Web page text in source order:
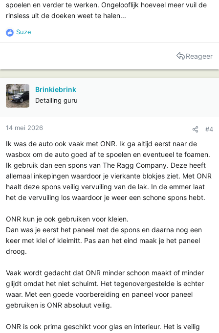
spoelen en verder te werken. Ongelooflijk hoeveel meer vuil de
rinsless uit de doeken weet te halen...
R
e
i
e
s
Suze
Reageer
Brinkiebrink
Detailing guru
14 mei 2026 #4
Ik was de auto ook vaak met ONR. Ik ga altijd eerst naar de
wasbox om de auto goed af te spoelen en eventueel te foamen.
Ik gebruik dan een spons van The Ragg Company. Deze heeft
allemaal inkepingen waardoor je vierkante blokjes ziet. Met ONR
haalt deze spons veilig vervuiling van de lak. In de emmer laat
het de vervuiling los waardoor je weer een schone spons hebt.
ONR kun je ook gebruiken voor kleien.
Dan was je eerst het paneel met de spons en daarna nog een
keer met klei of kleimitt. Pas aan het eind maak je het paneel
droog.
Vaak wordt gedacht dat ONR minder schoon maakt of minder
glijdt omdat het niet schuimt. Het tegenovergestelde is echter
waar. Met een goede voorbereiding en paneel voor paneel
gebruiken is ONR absoluut veilig.
ONR is ook prima geschikt voor glas en interieur. Het is veilig